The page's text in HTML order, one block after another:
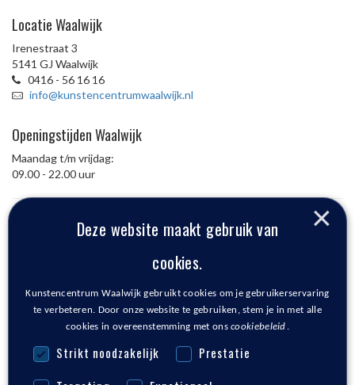
Locatie Waalwijk
Irenestraat 3
5141 GJ Waalwijk
0416 - 56 16 16
info@kunstencentrumwaalwijk.nl
Openingstijden Waalwijk
Maandag t/m vrijdag:
09.00 - 22.00 uur
Schoolstraat 19
5165 TR Waspik
Locatie Kaatsheuvel
×
Deze website maakt gebruik van
cookies.
Kunstencentrum Waalwijk gebruikt cookies om je gebruikerservaring
te verbeteren. Door onze website te gebruiken, stem je in met alle
cookies in overeenstemming met onscookiebeleid
strikt noodzakelijk
prestatie